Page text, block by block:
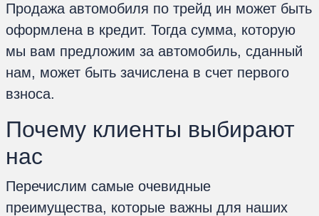
Продажа автомобиля по трейд ин может быть
оформлена в кредит. Тогда сумма, которую
мы вам предложим за автомобиль, сданный
нам, может быть зачислена в счет первого
взноса.
Почему клиенты выбирают
нас
Перечислим самые очевидные
преимущества, которые важны для наших